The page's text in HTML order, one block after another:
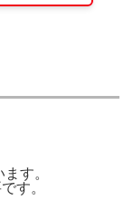
す。
す。